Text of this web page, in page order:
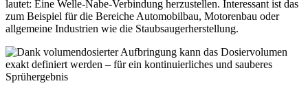
lautet: Eine Welle-Nabe-Verbindung herzustellen. Interessant ist das
zum Beispiel für die Bereiche Automobilbau, Motorenbau oder
allgemeine Industrien wie die Staubsaugerherstellung.